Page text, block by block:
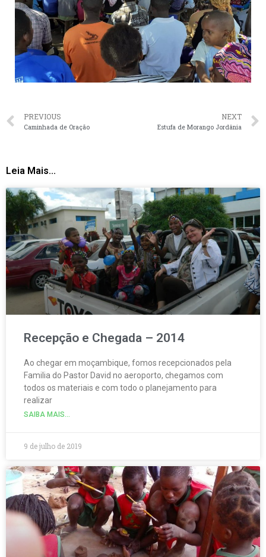
PREVIOUS
Caminhada de Oração
NEXT
Estufa de Morango Jordânia
Leia Mais...
Recepção e Chegada – 2014
Ao chegar em moçambique, fomos recepcionados pela
Familia do Pastor David no aeroporto, chegamos com
todos os materiais e com todo o planejamento para
realizar
SAIBA MAIS...
9 de julho de 2019